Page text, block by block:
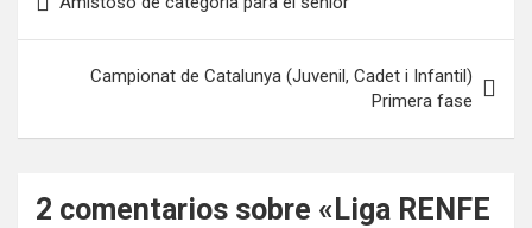
de
entradasCampionat de Catalunya (Juvenil, Cadet i Infantil)
Primera fase
2 comentarios sobre « Liga RENFE